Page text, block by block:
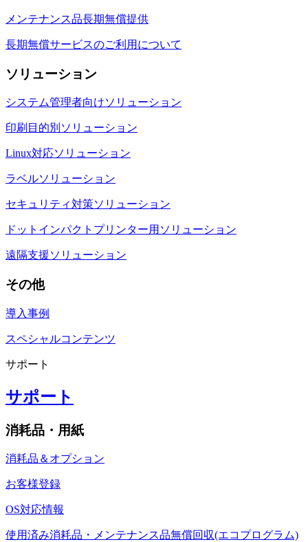
メンテナンス品長期無償提供
長期無償サービスのご利用について
ソリューション
システム管理者向けソリューション
印刷目的別ソリューション
Linux対応ソリューション
ラベルソリューション
セキュリティ対策ソリューション
ドットインパクトプリンター用ソリューション
遠隔支援ソリューション
その他
導入事例
スペシャルコンテンツ
サポート
サポート
消耗品・用紙
消耗品＆オプション
お客様登録
OS対応情報
使用済み消耗品・メンテナンス品無償回収(エコプログラム)